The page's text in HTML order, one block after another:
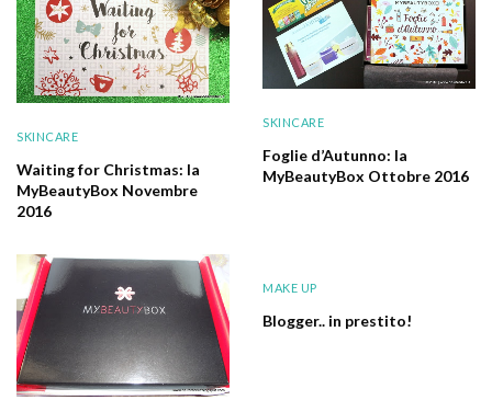
SKINCARE
Waiting for Christmas: la
MyBeautyBox Novembre
2016
SKINCARE
Foglie d’Autunno: la
MyBeautyBox Ottobre 2016
MAKE UP
Blogger.. in prestito!